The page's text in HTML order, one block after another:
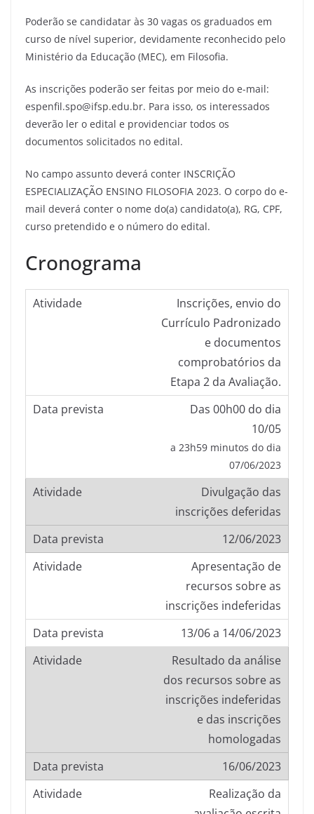
Poderão se candidatar às 30 vagas os graduados em
curso de nível superior, devidamente reconhecido pelo
Ministério da Educação (MEC), em Filosofia.
As inscrições poderão ser feitas por meio do e-mail:
espenfil.spo@ifsp.edu.br. Para isso, os interessados
deverão ler o edital e providenciar todos os
documentos solicitados no edital.
No campo assunto deverá conter INSCRIÇÃO
ESPECIALIZAÇÃO ENSINO FILOSOFIA 2023. O corpo do e-
mail deverá conter o nome do(a) candidato(a), RG, CPF,
curso pretendido e o número do edital.
Cronograma
Inscrições, envio do
Currículo Padronizado
e documentos
comprobatórios da
Etapa 2 da Avaliação.
Das 00h00 do dia
10/05
a 23h59 minutos do dia
07/06/2023
Divulgação das
inscrições deferidas
12/06/2023
Apresentação de
recursos sobre as
inscrições indeferidas
13/06 a 14/06/2023
Resultado da análise
dos recursos sobre as
inscrições indeferidas
e das inscrições
homologadas
16/06/2023
Realização da